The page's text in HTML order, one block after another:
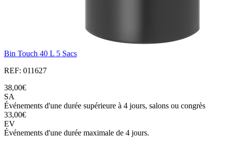
Bin Touch 40 L 5 Sacs
REF: 011627
38,00€
SA
Événements d'une durée supérieure à 4 jours, salons ou congrès
33,00€
EV
Événements d'une durée maximale de 4 jours.